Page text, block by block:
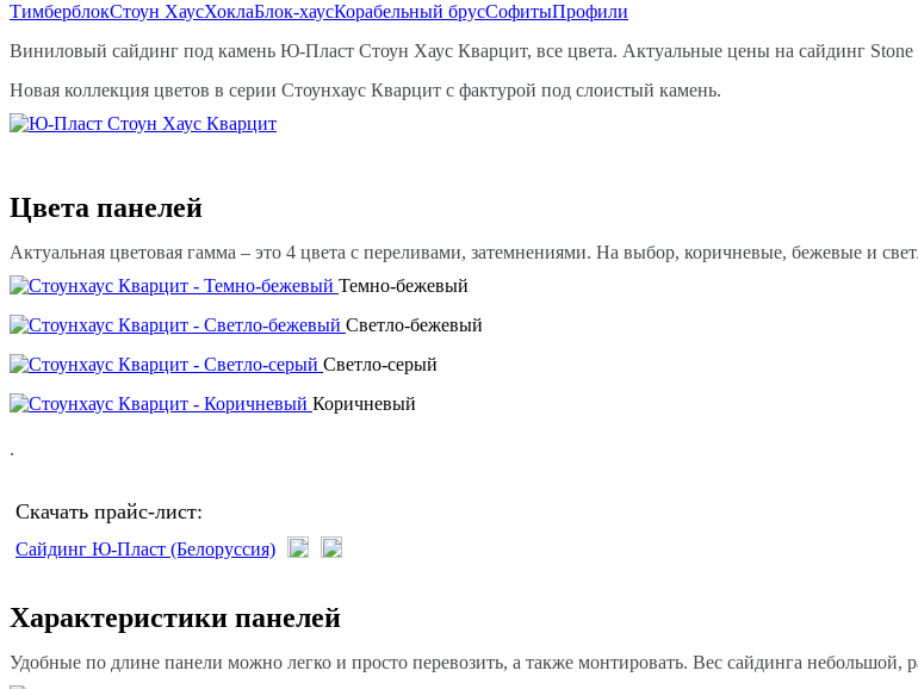
ТимберблокСтоун ХаусХоклаБлок-хаусКорабельный брусСофитыПрофили
Виниловый сайдинг под камень Ю-Пласт Стоун Хаус Кварцит, все цвета. Актуальные цены на сайдинг
Новая коллекция цветов в серии Стоунхаус Кварцит с фактурой под слоистый камень.
Цвета панелей
Актуальная цветовая гамма – это 4 цвета с переливами, затемнениями. На выбор, коричневые, бежевые и
Темно-бежевый
Светло-бежевый
Светло-серый
Коричневый
.
Скачать прайс-лист:
Сайдинг Ю-Пласт (Белоруссия)
Характеристики панелей
Удобные по длине панели можно легко и просто перевозить, а также монтировать. Вес сайдинга небольшой,